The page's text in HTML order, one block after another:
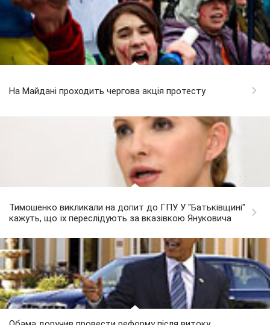
На Майдані проходить чергова акція протесту
Тимошенко викликали на допит до ГПУ. У "Батьківщині"
кажуть, що їх переслідують за вказівкою Януковича